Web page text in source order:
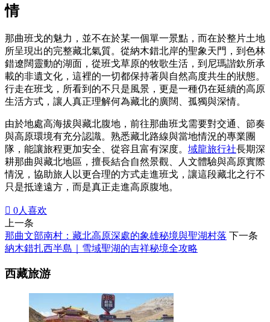
情
那曲班戈的魅力，並不在於某一個單一景點，而在於整片土地
所呈現出的完整藏北氣質。從納木錯北岸的聖象天門，到色林
錯遼闊靈動的湖面，從班戈草原的牧歌生活，到尼瑪諧欽所承
載的非遺文化，這裡的一切都保持著與自然高度共生的狀態。
行走在班戈，所看到的不只是風景，更是一種仍在延續的高原
生活方式，讓人真正理解何為藏北的廣闊、孤獨與深情。
由於地處高海拔與藏北腹地，前往那曲班戈需要對交通、節奏
與高原環境有充分認識。熟悉藏北路線與當地情況的專業團
隊，能讓旅程更加安全、從容且富有深度。 域龍旅行社長期深
耕那曲與藏北地區，擅長結合自然景觀、人文體驗與高原實際
情況，協助旅人以更合理的方式走進班戈，讓這段藏北之行不
只是抵達遠方，而是真正走進高原腹地。
 0人喜欢
上一条
那曲文部南村：藏北高原深處的象雄秘境與聖湖村落 下一条
納木錯扎西半島｜雪域聖湖的吉祥秘境全攻略
西藏旅游